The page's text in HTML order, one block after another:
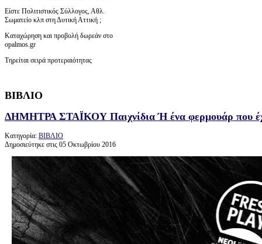
Είστε Πολιτιστικός Σύλλογος, Αθλ.
Σωματείο κλπ στη Δυτική Αττική ;
Καταχώρηση και προβολή δωρεάν στο
opalmos.gr
Τηρείται σειρά προτεραιότητας
ΒΙΒΛΙΟ
ΔΗΜΗΤΡΑ ΣΤΑΪΚΟΥ Παιχνίδια Ή ένα φερμουάρ που
Κατηγορία: ΒΙΒΛΙΟ
Δημοσιεύτηκε στις 05 Οκτωβρίου 2016